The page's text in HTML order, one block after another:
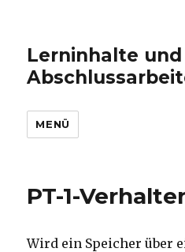
Lerninhalte und
MENÜ
PT-1-
Wird ein Speicher über